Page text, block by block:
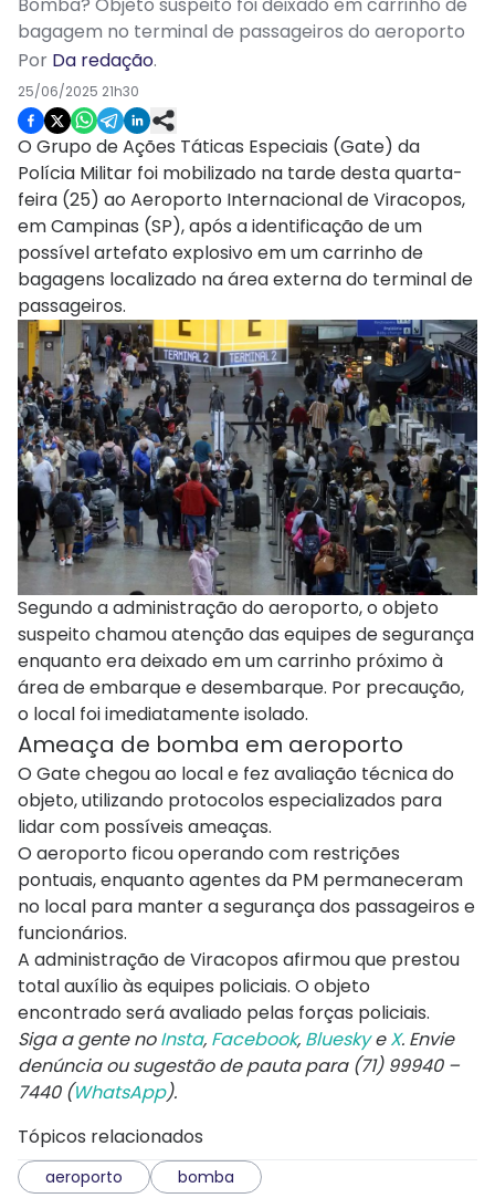
Bomba? Objeto suspeito foi deixado em carrinho de
bagagem no terminal de passageiros do aeroporto
Por Da redação.
25/06/2025 21h30
O Grupo de Ações Táticas Especiais (Gate) da
Polícia Militar foi mobilizado na tarde desta quarta-
feira (25) ao Aeroporto Internacional de Viracopos,
em Campinas (SP), após a identificação de um
possível artefato explosivo em um carrinho de
bagagens localizado na área externa do terminal de
passageiros.
Segundo a administração do aeroporto, o objeto
suspeito chamou atenção das equipes de segurança
enquanto era deixado em um carrinho próximo à
área de embarque e desembarque. Por precaução,
o local foi imediatamente isolado.
Ameaça de bomba em aeroporto
O Gate chegou ao local e fez avaliação técnica do
objeto, utilizando protocolos especializados para
lidar com possíveis ameaças.
O aeroporto ficou operando com restrições
pontuais, enquanto agentes da PM permaneceram
no local para manter a segurança dos passageiros e
funcionários.
A administração de Viracopos afirmou que prestou
total auxílio às equipes policiais. O objeto
encontrado será avaliado pelas forças policiais.
Siga a gente noInsta, Facebook, BlueskyeX. Envie
denúncia ou sugestão de pauta para (71) 99940 –
7440 (WhatsApp).
Tópicos relacionados
aeroporto bomba